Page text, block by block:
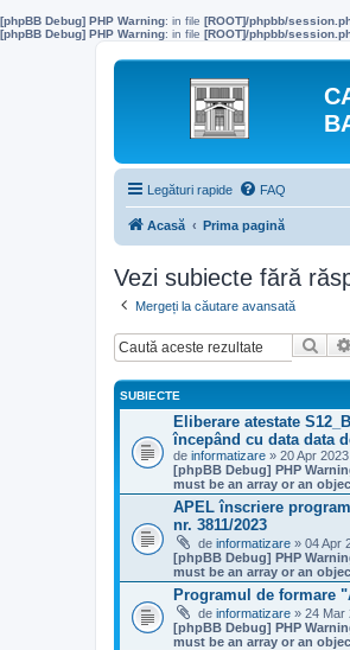
[phpBB Debug] PHP Warning: in file [ROOT]/phpbb/
[phpBB Debug] PHP Warning: in file [ROOT]/phpbb/
Legături rapide FAQ
Acasă Prima pagină
Vezi subiecte fără
Mergeți la căutare avansată
SUBIECTE
Eliberare atestate
începând cu data data
de informatizare » 20 Apr
[phpBB Debug] PHP
must be an array or an
APEL înscriere
nr. 3811/2023
de informatizare » 04 Apr
[phpBB Debug] PHP
must be an array or an
Programul de formare
de informatizare » 24 Mar
[phpBB Debug] PHP
must be an array or an